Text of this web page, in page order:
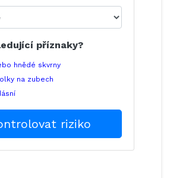
příznaky?
hnědé skvrny
na zubech
riziko